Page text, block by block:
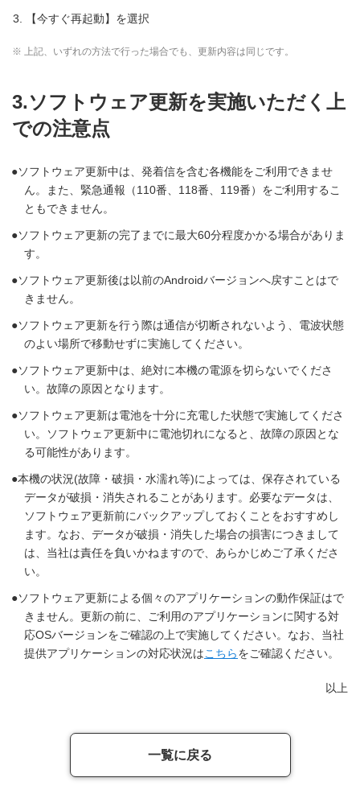
【今すぐ再起動】を選択
※ 上記、いずれの方法で行った場合でも、更新内容は同じです。
3.ソフトウェア更新を実施いただく上
での注意点
ソフトウェア更新中は、発着信を含む各機能をご利用できませ
ん。また、緊急通報（110番、118番、119番）をご利用するこ
ともできません。
ソフトウェア更新の完了までに最大60分程度かかる場合がありま
す。
ソフトウェア更新後は以前のAndroidバージョンへ戻すことはで
きません。
ソフトウェア更新を行う際は通信が切断されないよう、電波状態
のよい場所で移動せずに実施してください。
ソフトウェア更新中は、絶対に本機の電源を切らないでくださ
い。故障の原因となります。
ソフトウェア更新は電池を十分に充電した状態で実施してくださ
い。ソフトウェア更新中に電池切れになると、故障の原因とな
る可能性があります。
本機の状況(故障・破損・水濡れ等)によっては、保存されている
データが破損・消失されることがあります。必要なデータは、
ソフトウェア更新前にバックアップしておくことをおすすめし
ます。なお、データが破損・消失した場合の損害につきまして
は、当社は責任を負いかねますので、あらかじめご了承くださ
い。
ソフトウェア更新による個々のアプリケーションの動作保証はで
きません。更新の前に、ご利用のアプリケーションに関する対
応OSバージョンをご確認の上で実施してください。なお、当社
提供アプリケーションの対応状況はこちらをご確認ください。
以上
一覧に戻る